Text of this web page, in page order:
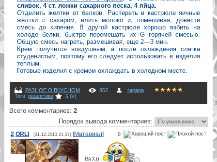
сливок, 4 ст. ложки сахарного песка, 4 яйца.
Отделить желтки от белков. Растереть в кастрюле яичные
желтки с сахаром, влить молоко и, помешивая, довести
смесь до кипения. В другой кастрюле хорошо взбить на
холоде белки, быстро перемешать их G горячей смесью.
Общую смесь нагреть, размешивая, еще 2—3 мин.
Крем получится воздушным, а после охлаждения слегка
студенистым, поэтому его следует использовать в изделия
теплым.
Готовые изделия с кремом охлаждать в холодном месте.
РАЗНОЕ О ВКУСНОМ 862
rapana
Теги: рецептики 5.0/1
Всего комментариев: 2
Порядок вывода комментариев:
0
2 ORLI (31.12.2013 21:37)[Материал]
ВАХ))